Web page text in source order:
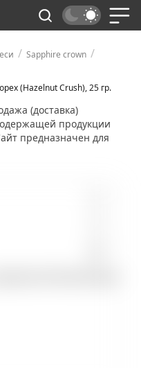
/ Sapphire crown /
(Hazelnut Crush), 25 гр.
(доставка)
продукции
предназначен для